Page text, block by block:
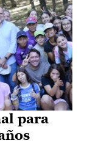
para